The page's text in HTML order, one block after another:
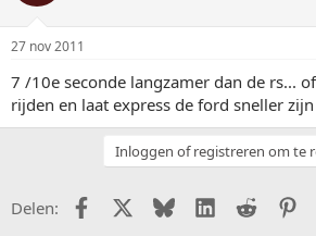
27 nov 2011
7 /10e seconde langzamer dan de rs...
rijden en laat express de ford sneller zijn
Inloggen of registreren om te
Delen: FacebookX (Twitter)
BlueskyLinkedIn
Reddit